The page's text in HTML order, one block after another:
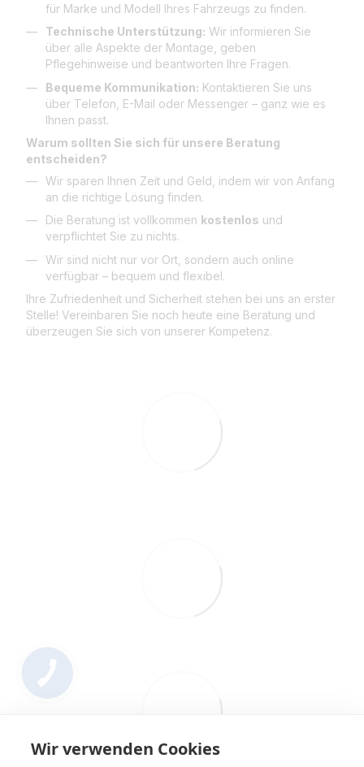
für Marke und Modell Ihres Fahrzeugs zu finden.
Technische Unterstützung: Wir informieren Sie
über alle Aspekte der Montage, geben
Pflegehinweise und beantworten Ihre Fragen.
Bequeme Kommunikation: Kontaktieren Sie uns
über Telefon, E-Mail oder Messenger – ganz wie es
Ihnen passt.
Warum sollten Sie sich für unsere Beratung
entscheiden?
Wir sparen Ihnen Zeit und Geld, indem wir von Anfang
an die richtige Lösung finden.
Die Beratung ist vollkommen kostenlos und
verpflichtet Sie zu nichts.
Wir sind nicht nur vor Ort, sondern auch online
verfügbar – bequem und flexibel.
Ihre Zufriedenheit und Sicherheit stehen bei uns an erster
Stelle! Vereinbaren Sie noch heute eine Beratung und
überzeugen Sie sich von unserer Kompetenz.
Wir verwenden Cookies